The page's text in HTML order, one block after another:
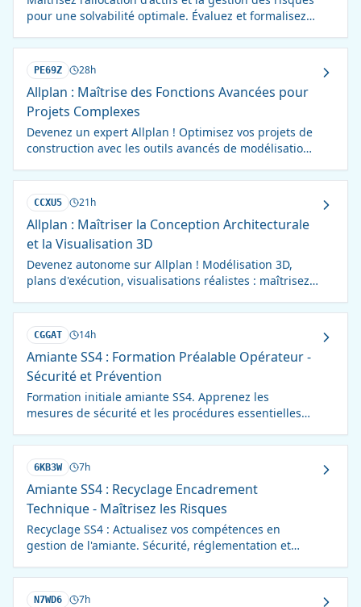
pour une solvabilité optimale. Évaluez et formalisez
PE69Z 28h
Allplan : Maîtrise des Fonctions Avancées pour
Projets Complexes
Devenez un expert Allplan ! Optimisez vos projets de
construction avec les outils avancés de modélisation,
CCXU5 21h
Allplan : Maîtriser la Conception Architecturale
et la Visualisation 3D
Devenez autonome sur Allplan ! Modélisation 3D,
plans d'exécution, visualisations réalistes : maîtrisez
CGGAT 14h
Amiante SS4 : Formation Préalable Opérateur -
Sécurité et Prévention
Formation initiale amiante SS4. Apprenez les
mesures de sécurité et les procédures essentielles
amiantés.
6KB3W 7h
Amiante SS4 : Recyclage Encadrement
Technique - Maîtrisez les Risques
Recyclage SS4 : Actualisez vos compétences en
gestion de l'amiante. Sécurité, réglementation et
N7WD6 7h